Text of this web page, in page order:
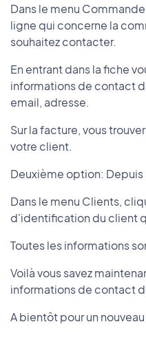
Dans le menu
ligne qui concerne la
souhaitez contacter.
En entrant dans la fiche
informations de contact
email, adresse.
Sur la facture, vous
votre client.
Deuxième option:
Dans le menu Clients,
d'identification du client
Toutes les informations
Voilà vous savez
informations de contact
A bientôt pour un